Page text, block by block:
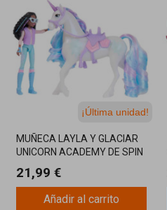
¡Última unidad!
MUÑECA LAYLA Y GLACIAR
UNICORN ACADEMY DE SPIN
AVENTURAS INOLVIDABLES
21,99 €
Añadir al carrito